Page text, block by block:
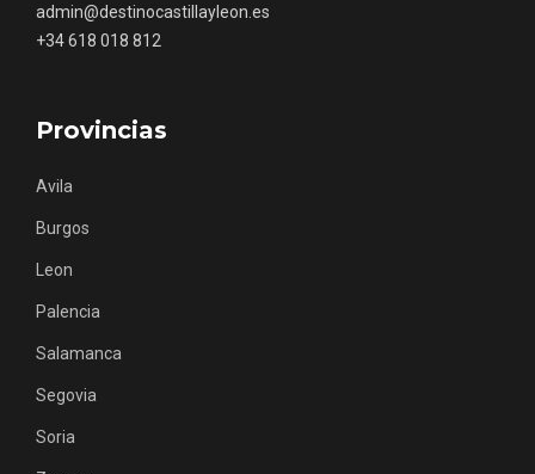
admin@destinocastillayleon.es
+34 618 018 812
Provincias
Avila
Burgos
Leon
Palencia
Salamanca
Segovia
Soria
Los Pueblos más bonitos de España, en
Castilla y León